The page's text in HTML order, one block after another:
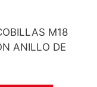
M18
ANILLO DE